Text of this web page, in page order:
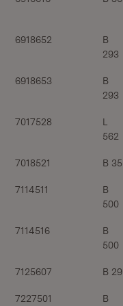
6918652
B
293
6918653
B
293
7017528
L
562
7018521 B 35
7114511
B
500
7114516
B
500
7125607 B 29
7227501
B